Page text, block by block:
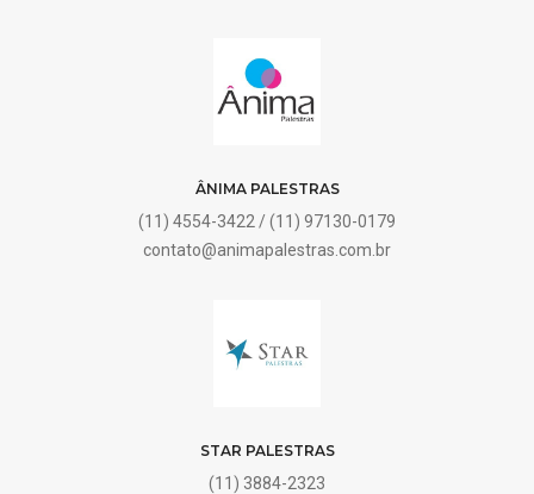
ÂNIMA PALESTRAS
(11) 4554-3422 / (11) 97130-0179
contato@animapalestras.com.br
STAR PALESTRAS
(11) 3884-2323